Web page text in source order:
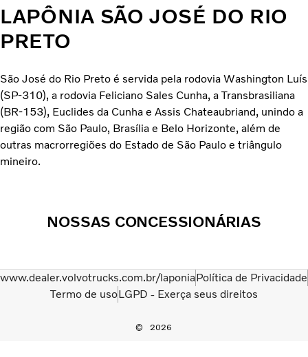
LAPÔNIA SÃO JOSÉ DO RIO
PRETO
São José do Rio Preto é servida pela rodovia Washington Luís
(SP-310), a rodovia Feliciano Sales Cunha, a Transbrasiliana
(BR-153), Euclides da Cunha e Assis Chateaubriand, unindo a
região com São Paulo, Brasília e Belo Horizonte, além de
outras macrorregiões do Estado de São Paulo e triângulo
mineiro.
NOSSAS CONCESSIONÁRIAS
2026
www.dealer.volvotrucks.com.br/laponiaPolítica de Privacidade
Termo de usoLGPD - Exerça seus direitos